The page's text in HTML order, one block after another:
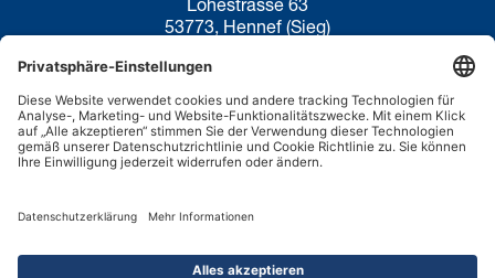
53773, Hennef (Sieg)
Datenschutzerklärung
Nutzungsbedingungen
Cookie-Richtlinie
Haftungsausschluss
Verkaufsanfragen:+44 1536 206969
Copyright ©2026.